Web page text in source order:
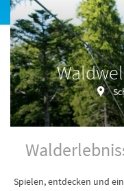
Spielen, entdecken und